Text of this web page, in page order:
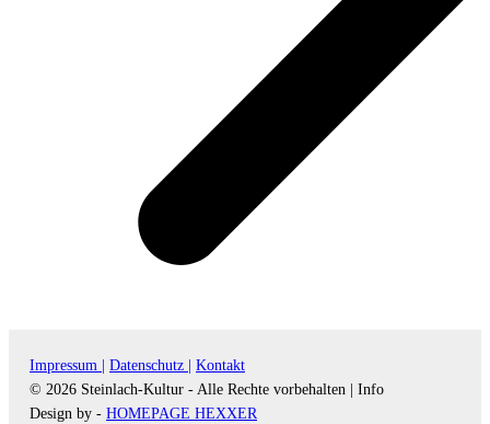
Impressum | Datenschutz |
Kontakt
© 2026 Steinlach-Kultur - Alle Rechte vorbehalten |
Info
Design by - HOMEPAGE HEXXER